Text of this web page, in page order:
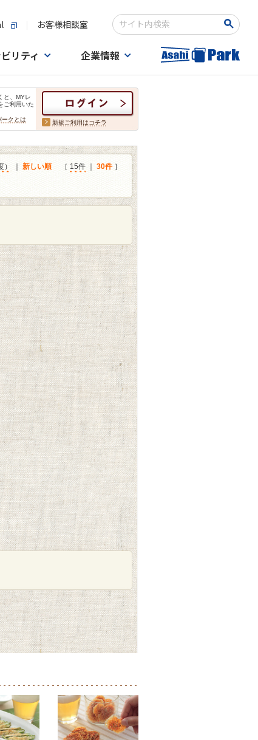
お客様相談室
検索キーワード入力
リティ 企業情報
と、MYレ
ご利用いた
ークとは 新規ご利用はコチラ
新しい順 ［ 15件 30件 ］